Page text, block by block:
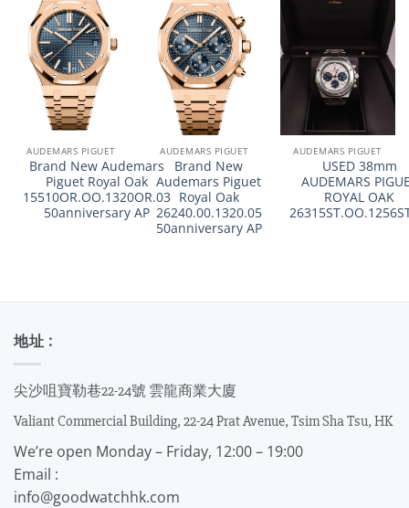
AUDEMARS PIGUET
Brand New Audemars
Piguet Royal Oak
15510OR.OO.1320OR.03
50anniversary AP
AUDEMARS PIGUET
Brand New
Audemars Piguet
Royal Oak
26240.00.1320.05
50anniversary AP
AUDEMARS PIGUET
USED 38mm
AUDEMARS
ROYAL OAK
地址 :
尖沙咀寶勒巷22-24號 雲龍商業大廈
Valiant Commercial Building, 22-24 Prat Avenue, Tsim Sha Tsu, HK
We’re open Monday – Friday, 12:00 – 19:00
Email :
info@goodwatchhk.com